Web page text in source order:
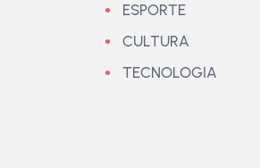
ESPORTE
CULTURA
TECNOLOGIA